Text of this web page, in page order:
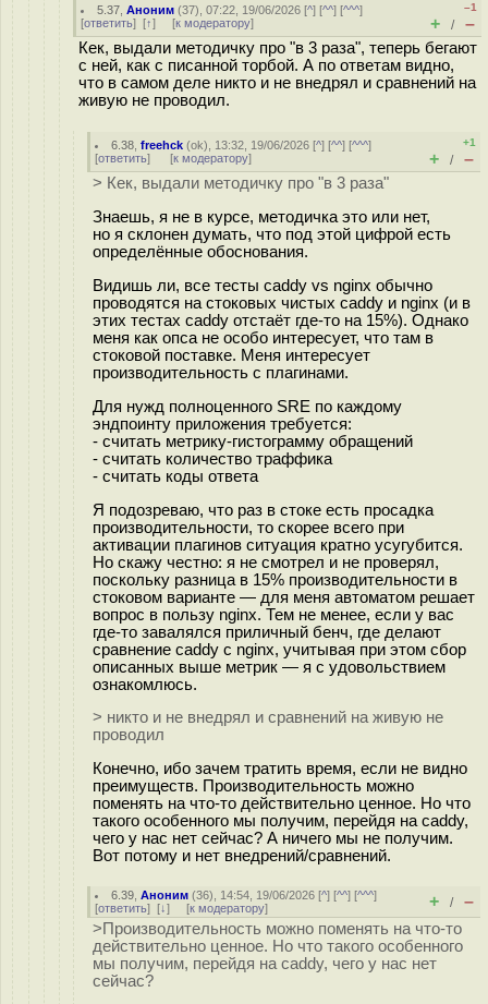
5.37 ,Аноним (37), 07:22, 19/06/2026 [^] [^^] [^^^]
[ответить] [↑] [к модератору]
–1
+ / –
Кек, выдали методичку про "в 3 раза", теперь бегают
с ней, как с писанной торбой. А по ответам видно,
что в самом деле никто и не внедрял и сравнений на
живую не проводил.
6.38 ,freehck (ok), 13:32, 19/06/2026 [^] [^^] [^^^]
[ответить] [к модератору]
+1
+ / –
> Кек, выдали методичку про "в 3 раза"
Знаешь, я не в курсе, методичка это или нет,
но я склонен думать, что под этой цифрой есть
определённые обоснования.
Видишь ли, все тесты caddy vs nginx обычно
проводятся на стоковых чистых caddy и nginx (и в
этих тестах caddy отстаёт где-то на 15%). Однако
меня как опса не особо интересует, что там в
стоковой поставке. Меня интересует
производительность с плагинами.
Для нужд полноценного SRE по каждому
эндпоинту приложения требуется:
- считать метрику-гистограмму обращений
- считать количество траффика
- считать коды ответа
Я подозреваю, что раз в стоке есть просадка
производительности, то скорее всего при
активации плагинов ситуация кратно усугубится.
Но скажу честно: я не смотрел и не проверял,
поскольку разница в 15% производительности в
стоковом варианте — для меня автоматом решает
вопрос в пользу nginx. Тем не менее, если у вас
где-то завалялся приличный бенч, где делают
сравнение caddy с nginx, учитывая при этом сбор
описанных выше метрик — я с удовольствием
ознакомлюсь.
> никто и не внедрял и сравнений на живую не
проводил
Конечно, ибо зачем тратить время, если не видно
преимуществ. Производительность можно
поменять на что-то действительно ценное. Но что
такого особенного мы получим, перейдя на caddy,
чего у нас нет сейчас? А ничего мы не получим.
Вот потому и нет внедрений/сравнений.
6.39 ,Аноним (36), 14:54, 19/06/2026 [^] [^^] [^^^]
[ответить] [↓] [к модератору] + / –
>Производительность можно поменять на что-то
действительно ценное. Но что такого особенного
мы получим, перейдя на caddy, чего у нас нет
сейчас?